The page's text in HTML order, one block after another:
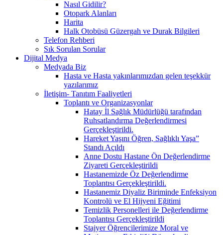
Nasıl Gidilir?
Otopark Alanları
Harita
Halk Otobüsü Güzergah ve Durak Bilgileri
Telefon Rehberi
Sık Sorulan Sorular
Dijital Medya
Medyada Biz
Hasta ve Hasta yakınlarımızdan gelen teşekkür
yazılarımız
İletişim- Tanıtım Faaliyetleri
Toplantı ve Organizasyonlar
Hatay İl Sağlık Müdürlüğü tarafından
Ruhsatlandırma Değerlendirmesi
Gerçekleştirildi.
Hareket Yaşını Öğren, Sağlıklı Yaşa”
Standı Açıldı
Anne Dostu Hastane Ön Değerlendirme
Ziyareti Gerçekleştirildi
Hastanemizde Öz Değerlendirme
Toplantısı Gerçekleştirildi.
Hastanemiz Diyaliz Biriminde Enfeksiyon
Kontrolü ve El Hijyeni Eğitimi
Temizlik Personelleri ile Değerlendirme
Toplantısı Gerçekleştirildi
Stajyer Öğrencilerimize Moral ve